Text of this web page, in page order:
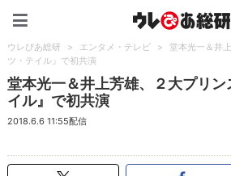
ウレぴあ総研 > エンタメ・テレビ >
堂本光一＆井
ツ・テイル』で初共演
堂本光一＆井上芳雄、２大プリ
イル』で初共演
2018.6.6 11:55配信